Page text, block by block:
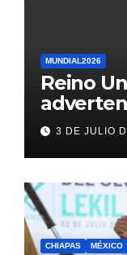
MUNDIAL2026
Reino
antes del
3 DE JULIO
CHIAPAS MÉXICO